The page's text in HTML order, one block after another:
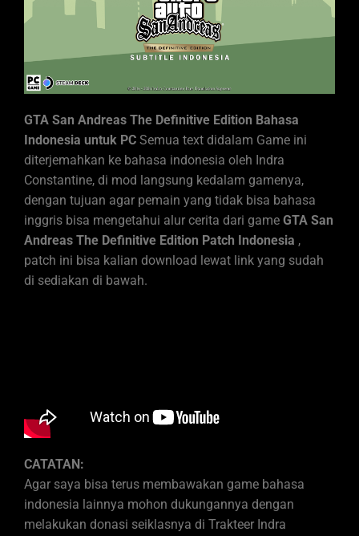
GTA San Andreas The Definitive Edition Bahasa
Indonesia untuk PC Semua text didalam Game ini
diterjemahkan ke bahasa indonesia oleh Indra
Constantine, di mod langsung kedalam gamenya,
dengan tujuan agar pemain yang tidak bisa bahasa
inggris bisa mengetahui alur cerita dari game GTA San
Andreas The Definitive Edition Patch Indonesia ,
patch ini bisa kalian download lewat link yang sudah
di sediakan di bawah.
CATATAN:
Agar saya bisa terus membawakan game bahasa
indonesia lainnya mohon dukungannya dengan
melakukan donasi seiklasnya di Trakteer Indra